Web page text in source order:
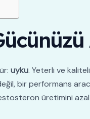
uyku. Yeterli ve
bir performans
üretimini